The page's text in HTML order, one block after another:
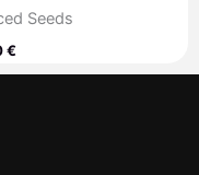
Seeds
€